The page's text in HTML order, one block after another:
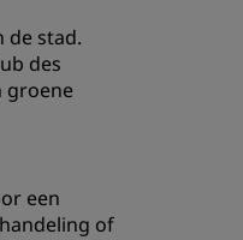
de stad.
des
groene
een
of